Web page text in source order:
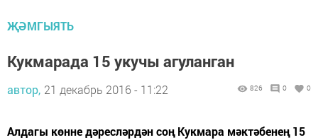
ҖӘМГЫЯТЬ
Кукмарада 15 укучы агуланган
автор, 21 декабрь 2016 - 11:22 826 0 0
Алдагы көнне дәресләрдән соң Кукмара мәктәбенең 15